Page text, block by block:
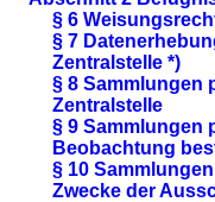
§ 6
§ 7
Zentralstelle *)
§ 8 Sammlungen
Zentralstelle
§ 9 Sammlungen
Beobachtung
§ 10
Zwecke der